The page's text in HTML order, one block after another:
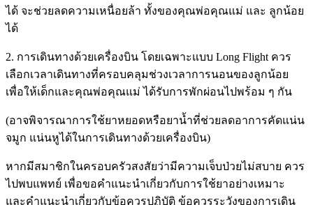
ได้ จะช่วยลดความเหนื่อยล้า ทั้งของคุณพ่อคุณแม่ และ ลูกน้อย
ได้
2. การเดินทางด้วยเครื่องบิน โดยเฉพาะแบบ Long Flight ควร
เลือกเวลาเดินทางที่ครอบคลุมช่วงเวลาการนอนของลูกน้อย
เพื่อให้เด็กและคุณพ่อคุณแม่ ได้รับการพักผ่อนไปพร้อม ๆ กัน
(อาจพิจารณาการใช้ยาหยอดหรือยาน้ำที่ช่วยลดอาการคัดแน่น
จมูก แน่นหูได้ในการเดินทางด้วยเครื่องบิน)
หากมีสมาชิกในครอบครัวสงสัยว่ามีความเจ็บป่วยไม่สบาย ควร
ไปพบแพทย์ เพื่อขอคำแนะนำเกี่ยวกับการใช้ยาอย่างเหมาะ
และคำแนะนำเกี่ยวกับข้อควรปฏิบัติ ข้อควรระวังของการเดิน